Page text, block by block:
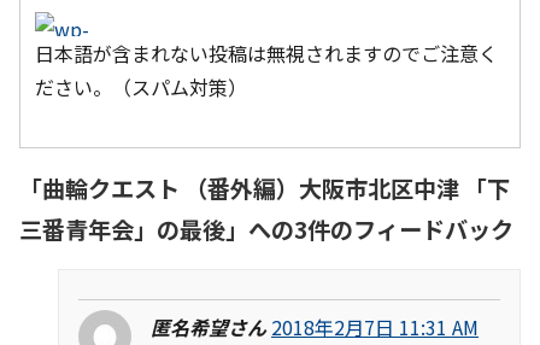
日本語が含まれない投稿は無視されますのでご注意く
ださい。（スパム対策）
「曲輪クエスト （番外編）大阪市北区中津 「下
三番青年会」の最後」への3件のフィードバック
匿名希望さん 2018年2月7日 11:31 AM